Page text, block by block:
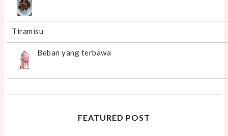
Tiramisu
Beban yang terbawa
FEATURED POST